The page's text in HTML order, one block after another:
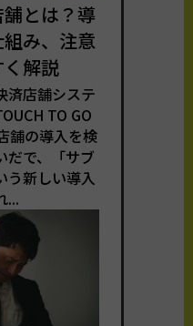
とは？導
み、注意
解説
済店舗システ
TO GO
舗の導入を検
だで、「サブ
う新しい導入
...